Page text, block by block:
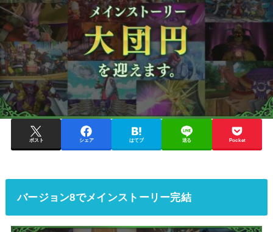
ポスト シェア はてブ 送る Pocket
バージョン8でメインストーリー完結